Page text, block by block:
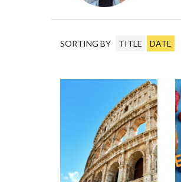
SORTING BY TITLE DATE